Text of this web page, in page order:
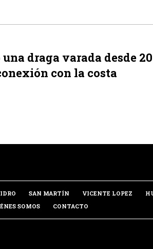
draga varada desde
con la costa
SAN MARTÍN VICENTE LOPEZ
SOMOS
CONTACTO